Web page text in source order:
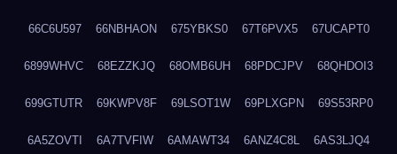
66C6U597 66NBHAON 675YBKS0 67T6PVX5 67UCAPT0
6899WHVC 68EZZKJQ 68OMB6UH 68PDCJPV 68QHDOI3
699GTUTR 69KWPV8F 69LSOT1W 69PLXGPN 69S53RP0
6A5ZOVTI 6A7TVFIW 6AMAWT34 6ANZ4C8L 6AS3LJQ4